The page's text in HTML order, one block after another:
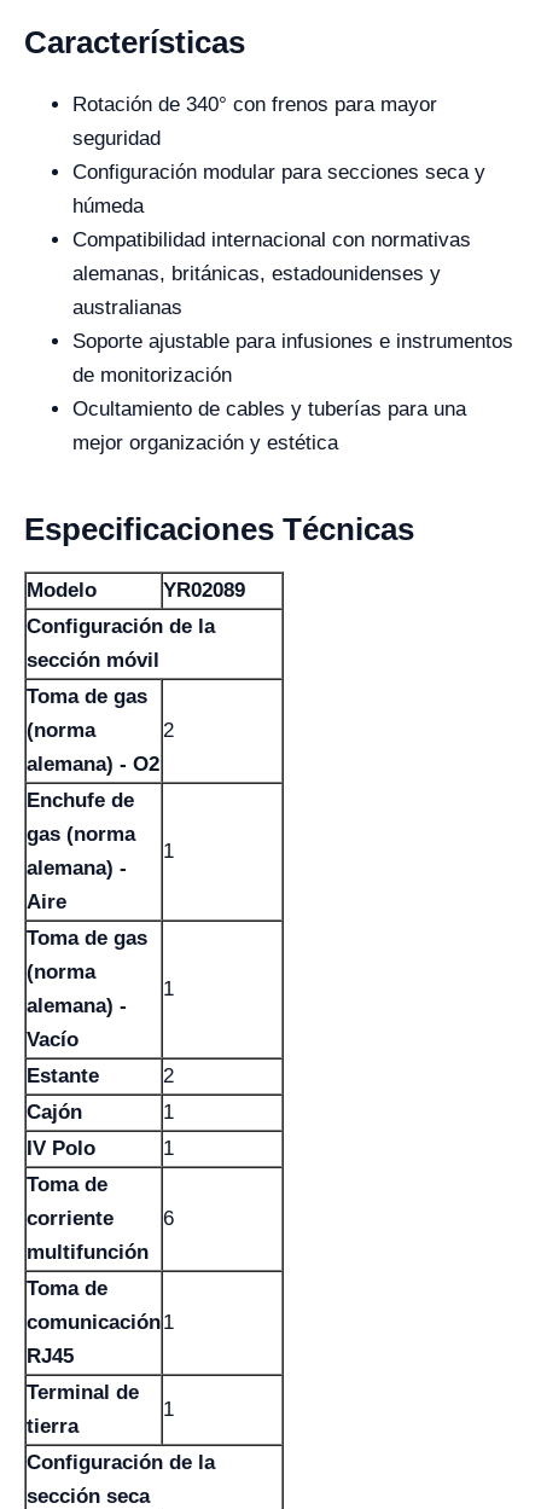
Características
Rotación de 340° con frenos para mayor
seguridad
Configuración modular para secciones seca y
húmeda
Compatibilidad internacional con normativas
alemanas, británicas, estadounidenses y
australianas
Soporte ajustable para infusiones e instrumentos
de monitorización
Ocultamiento de cables y tuberías para una
mejor organización y estética
Especificaciones Técnicas
Modelo
YR02089
Configuración de la
sección móvil
Toma de gas
(norma
alemana) - O2
2
Enchufe de
gas (norma
alemana) -
Aire
1
Toma de gas
(norma
alemana) -
Vacío
1
Estante
2
Cajón
1
IV Polo
1
Toma de
corriente
multifunción
6
Toma de
comunicación
RJ45
1
Terminal de
tierra
1
Configuración de la
sección seca